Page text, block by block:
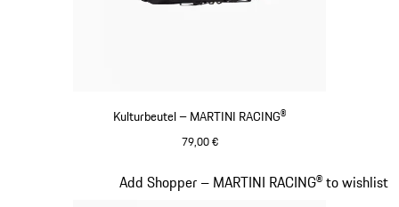
Kulturbeutel – MARTINI RACING®
79,00 €
Add Shopper – MARTINI RACING® to wishlist